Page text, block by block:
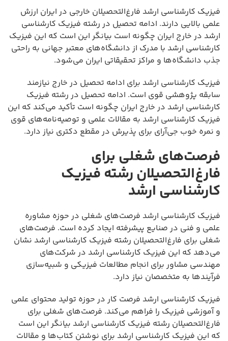
فیزیک کارشناسی ارشد فارغ‌التحصیلان خارجی در ایران ارزش
علمی بالایی دارند. ادامه تحصیل در رشته فیزیک کارشناسی
ارشد در خارج ایران چگونه است بیانگر این است که این فیزیک
کارشناسی ارشد با مدرک از دانشگاه‌های معتبر جهانی به راحتی
جذب دانشگاه‌ها و مراکز تحقیقاتی ایران می‌شود.
فیزیک کارشناسی ارشد برای ادامه تحصیل در خارج نیازمند
سابقه پژوهشی قوی است. ادامه تحصیل در رشته فیزیک
کارشناسی ارشد در خارج ایران چگونه است تأکید می‌کند که این
فیزیک کارشناسی ارشد به مقالات علمی و توصیه‌نامه‌های قوی
و نمره خوب جی‌آرای برای پذیرش در مقطع دکتری نیاز دارد.
فرصت‌های شغلی برای
فارغ‌التحصیلان رشته فیزیک
کارشناسی ارشد
فیزیک کارشناسی ارشد فرصت‌های شغلی در حوزه مشاوره
علمی و فنی در صنایع پیشرفته ایجاد کرده است. فرصت‌های
شغلی برای فارغ‌التحصیلان رشته فیزیک کارشناسی ارشد نشان
می‌دهد که این فیزیک کارشناسی ارشد در شرکت‌های
مهندسی مشاور برای انجام مطالعات فیزیکی و شبیه‌سازی
فرآیندها به متخصصان نیاز دارد.
فیزیک کارشناسی ارشد فرصت کار در حوزه تولید محتوای علمی
و آموزشی فیزیک را فراهم می‌کند. فرصت‌های شغلی برای
فارغ‌التحصیلان رشته فیزیک کارشناسی ارشد بیانگر این است
که این فیزیک کارشناسی ارشد برای نوشتن کتاب‌ها و مقالات